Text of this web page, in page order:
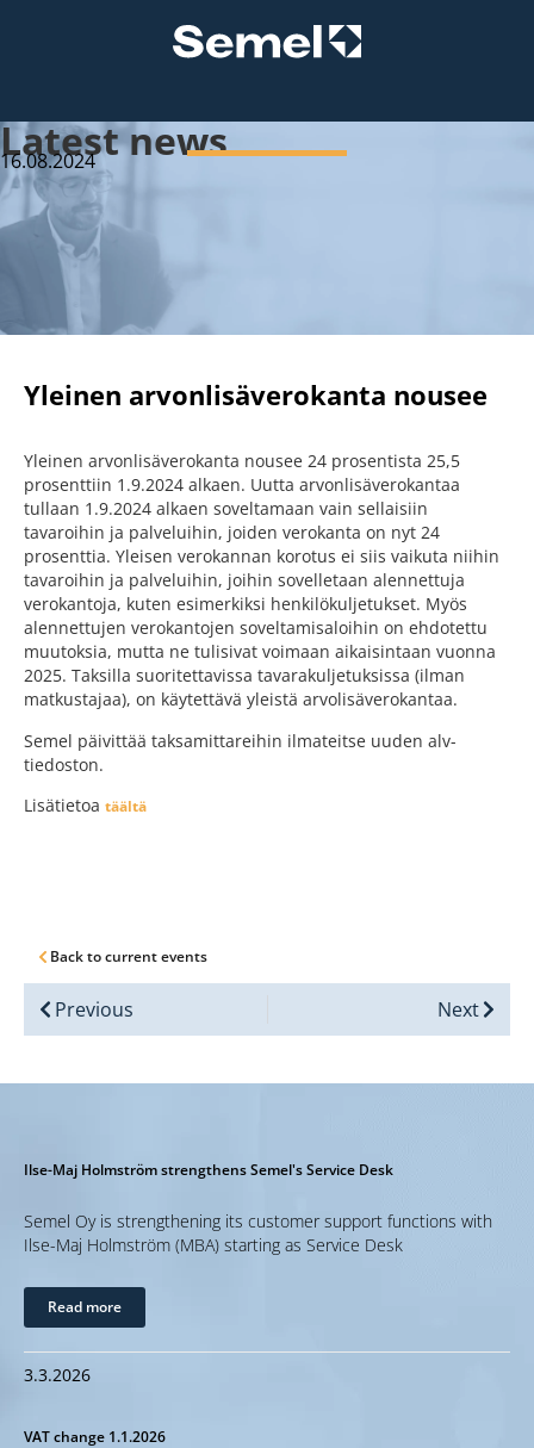
Latest news
16.08.2024
Yleinen arvonlisäverokanta nousee
Yleinen arvonlisäverokanta nousee 24 prosentista 25,5
prosenttiin 1.9.2024 alkaen. Uutta arvonlisäverokantaa
tullaan 1.9.2024 alkaen soveltamaan vain sellaisiin
tavaroihin ja palveluihin, joiden verokanta on nyt 24
prosenttia. Yleisen verokannan korotus ei siis vaikuta niihin
tavaroihin ja palveluihin, joihin sovelletaan alennettuja
verokantoja, kuten esimerkiksi henkilökuljetukset. Myös
alennettujen verokantojen soveltamisaloihin on ehdotettu
muutoksia, mutta ne tulisivat voimaan aikaisintaan vuonna
2025. Taksilla suoritettavissa tavarakuljetuksissa (ilman
matkustajaa), on käytettävä yleistä arvolisäverokantaa.
Semel päivittää taksamittareihin ilmateitse uuden alv-
tiedoston.
Lisätietoa täältä
Back to current events
Previous Next
Ilse-Maj Holmström strengthens Semel's Service Desk
Semel Oy is strengthening its customer support functions with
Ilse-Maj Holmström (MBA) starting as Service Desk
Read more
3.3.2026
VAT change 1.1.2026